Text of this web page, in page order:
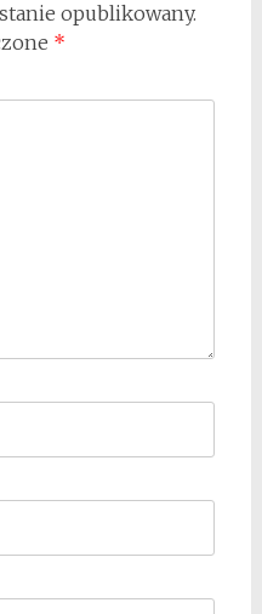
opublikowany.
*